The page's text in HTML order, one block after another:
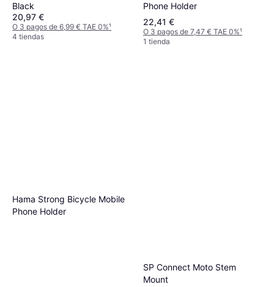
Black
20,97 €
O 3 pagos de 6,99 € TAE 0%¹
4 tiendas
Phone Holder
22,41 €
O 3 pagos de 7,47 € TAE 0%¹
1 tienda
Hama Strong Bicycle Mobile
Phone Holder
SP Connect Moto Stem
Mount